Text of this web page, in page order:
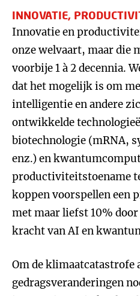
INNOVATIE,
Innovatie en
onze welvaart, maar die
voorbije 1 à 2 decennia.
dat het mogelijk is om
intelligentie en andere
ontwikkelde
biotechnologie (mRNA,
enz.) en
productiviteitstoename
koppen voorspellen een
met maar liefst 10%
kracht van AI en
Om de klimaatcatastrofe
gedragsveranderingen